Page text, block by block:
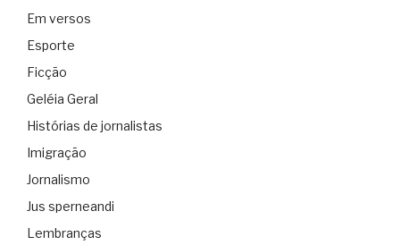
Em versos
Esporte
Ficção
Geléia Geral
Histórias de jornalistas
Imigração
Jornalismo
Jus sperneandi
Lembranças